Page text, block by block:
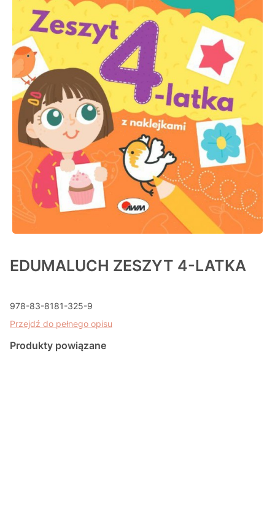
EDUMALUCH ZESZYT 4-LATKA
978-83-8181-325-9
Przejdź do pełnego opisu
Produkty powiązane